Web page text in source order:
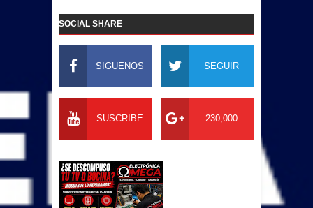
SOCIAL SHARE
SIGUENOS SEGUIR
SUSCRIBE 230,000